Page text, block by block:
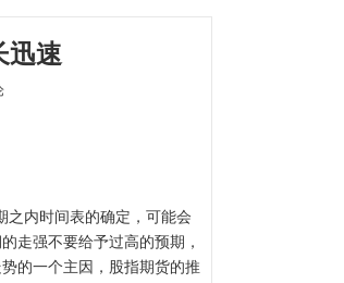
迅速
内时间表的确定，可能会
走强不要给予过高的预期，
的一个主因，股指期货的推